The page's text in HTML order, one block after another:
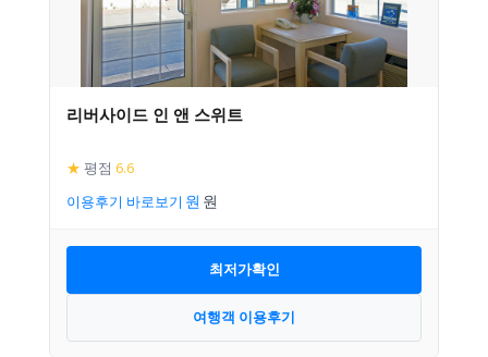
리버사이드 인 앤 스위트
★ 평점 6.6
이용후기 바로보기
최저가확인
여행객 이용후기